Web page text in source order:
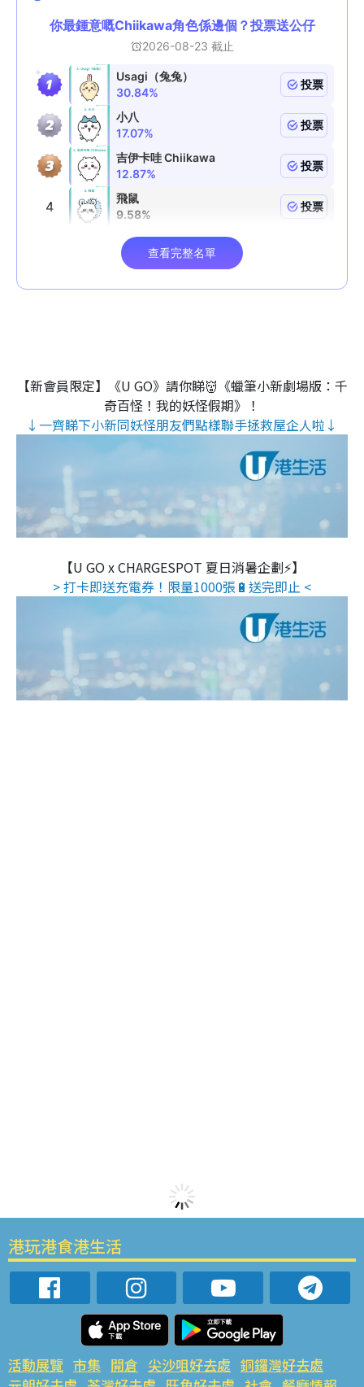
【新會員限定】《U GO》請你睇👹《蠟筆小新劇場版：千
奇百怪！我的妖怪假期》！
↓一齊睇下小新同妖怪朋友們點樣聯手拯救屋企人啦↓
【U GO x CHARGESPOT 夏日消暑企劃⚡】
> 打卡即送充電券！限量1000張🔋送完即止 <
港玩港食港生活
活動展覽 市集 開倉 尖沙咀好去處 銅鑼灣好去處